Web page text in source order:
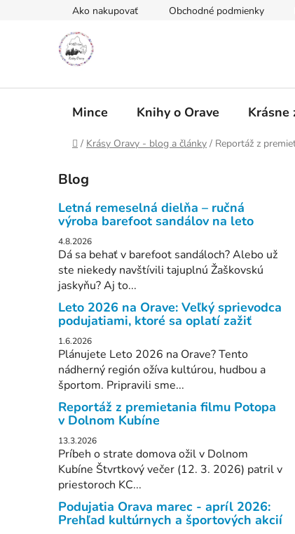
Ako nakupovať Obchodné podmienky
Mince Knihy o Orave Krásne
Domov
/ Krásy Oravy - blog a články / Reportáž z
o
č
n
ý
p
a
n
e
l
Blog
Letná remeselná dielňa – ručná
výroba barefoot sandálov na leto
4.8.2026
Dá sa behať v barefoot sandáloch? Alebo už
ste niekedy navštívili tajuplnú Žaškovskú
jaskyňu? Aj to...
Leto 2026 na Orave: Veľký sprievodca
podujatiami, ktoré sa oplatí zažiť
1.6.2026
Plánujete Leto 2026 na Orave? Tento
nádherný región ožíva kultúrou, hudbou a
športom. Pripravili sme...
Reportáž z premietania filmu Potopa
v Dolnom Kubíne
13.3.2026
Príbeh o strate domova ožil v Dolnom
Kubíne Štvrtkový večer (12. 3. 2026) patril v
priestoroch KC...
Podujatia Orava marec - apríl 2026:
Prehľad kultúrnych a športových akcií